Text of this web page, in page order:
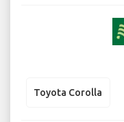
Toyota Corolla